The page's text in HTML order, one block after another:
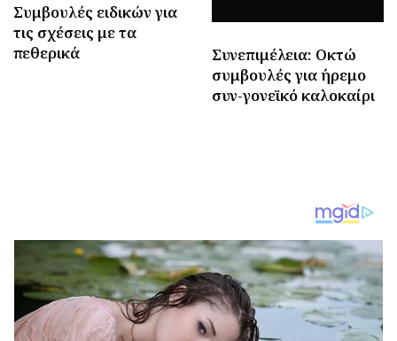
Συμβουλές ειδικών για
τις σχέσεις με τα
πεθερικά
Συνεπιμέλεια: Οκτώ
συμβουλές για ήρεμο
συν-γονεϊκό καλοκαίρι